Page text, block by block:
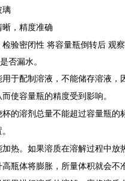
璃
，精度准确
检验密闭性 将容量瓶倒转后 观
否漏水。
于配制溶液，不能储存溶液，
使容量瓶的精度受到影响。
的溶剂总量不能超过容量瓶的
热。如果溶质在溶解过程中放
瓶体将膨胀，所量体积就会不